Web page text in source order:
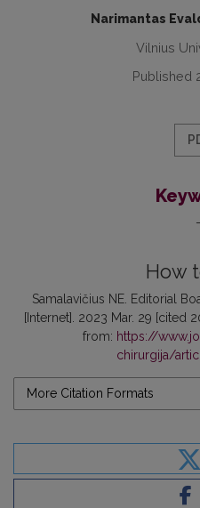
Narimantas
Vilnius
Published
-
How
Samalavičius NE. Editorial
[Internet]. 2023 Mar. 29 [cited
from: https://
chirurgija/
More Citation Formats